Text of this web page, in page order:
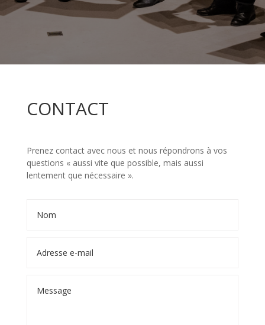
CONTACT
Prenez contact avec nous et nous répondrons à vos
questions « aussi vite que possible, mais aussi
lentement que nécessaire ».